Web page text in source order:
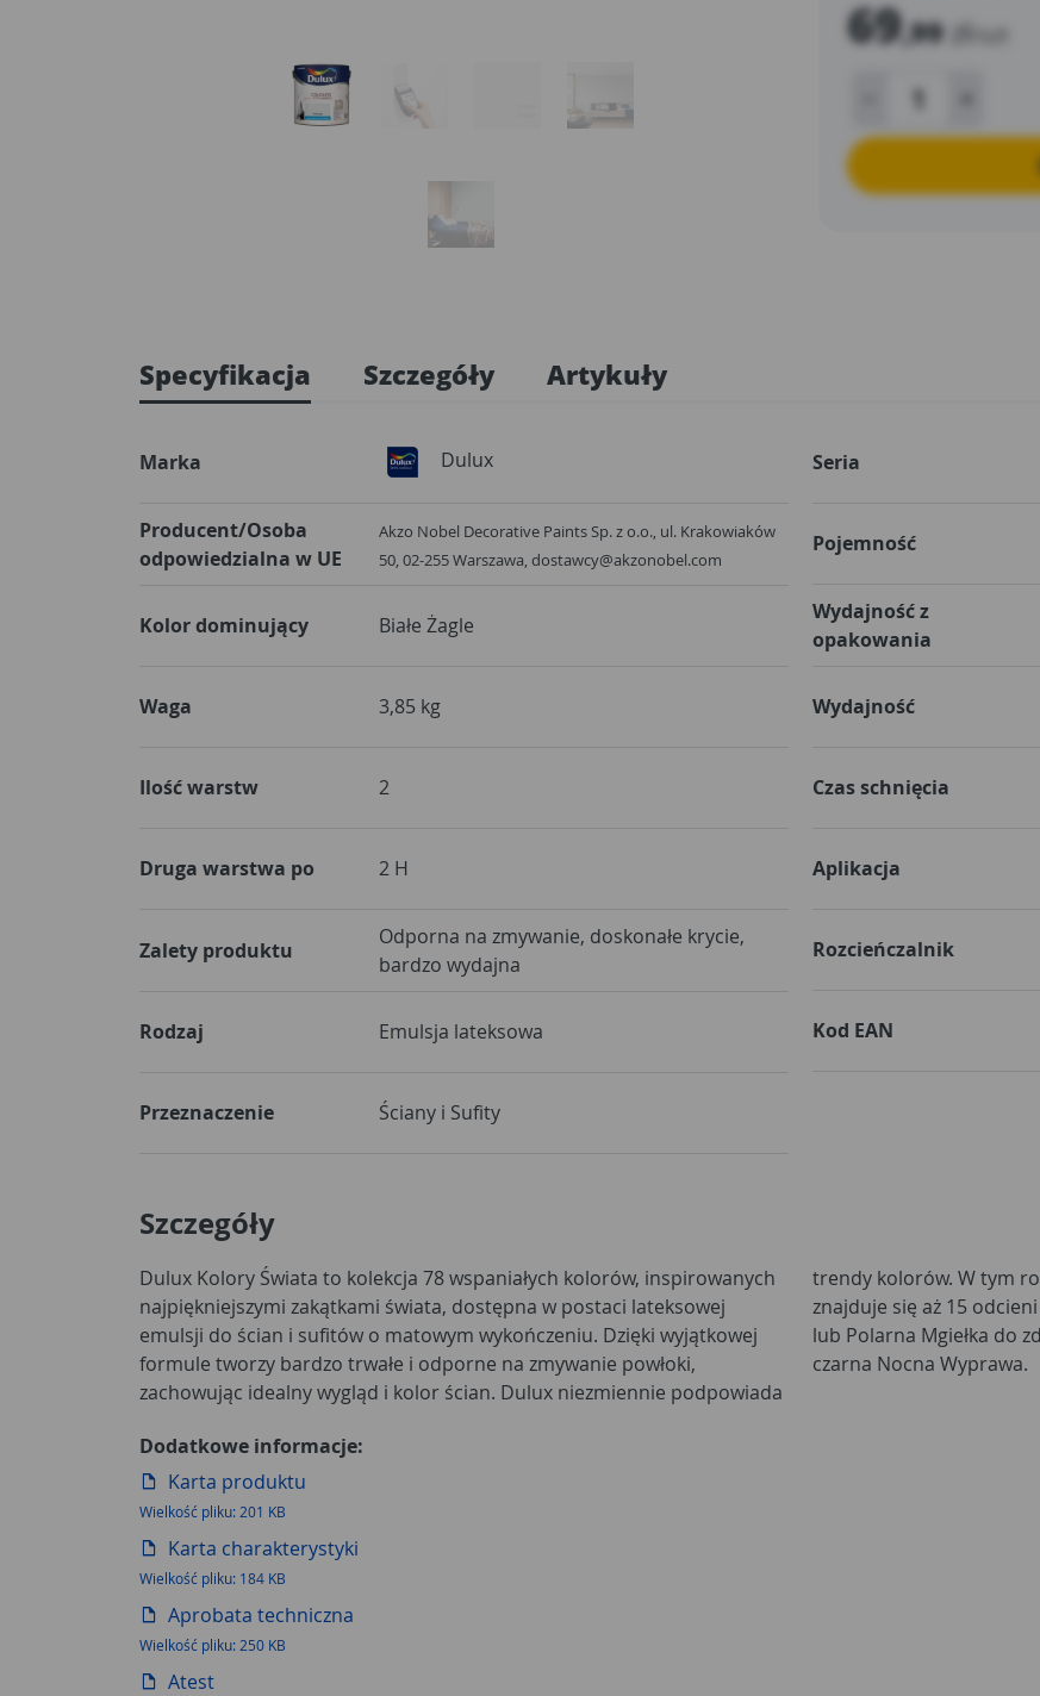
69,99 zł /szt
Specyfikacja Szczegóły Artykuły
Marka Dulux
Producent/Osoba
odpowiedzialna w UE
Akzo Nobel Decorative Paints Sp. z o.o., ul. Krakowiaków
50, 02-255 Warszawa, dostawcy@akzonobel.com
Kolor dominujący Białe Żagle
Waga 3,85 kg
Ilość warstw 2
Druga warstwa po 2 H
Zalety produktu
Odporna na zmywanie, doskonałe krycie,
bardzo wydajna
Rodzaj Emulsja lateksowa
Przeznaczenie Ściany i Sufity
Seria
Pojemność
Wydajność z
opakowania
Wydajność
Czas schnięcia
Aplikacja
Rozcieńczalnik
Kod EAN
Szczegóły
Dulux Kolory Świata to kolekcja 78 wspaniałych kolorów, inspirowanych
najpiękniejszymi zakątkami świata, dostępna w postaci lateksowej
emulsji do ścian i sufitów o matowym wykończeniu. Dzięki wyjątkowej
formule tworzy bardzo trwałe i odporne na zmywanie powłoki,
zachowując idealny wygląd i kolor ścian. Dulux niezmiennie podpowiada
trendy kolorów. W tym roku to nadal skandynawskie szarości. W palecie
znajduje się aż 15 odcieni do wyboru: od delikatnych jak Okruch Lodu
lub Polarna Mgiełka do zdecydowanych Grafitowy Zmierzch lub prawie
czarna Nocna Wyprawa.
Dodatkowe informacje:
Karta produktu
Wielkość pliku: 201 KB
Karta charakterystyki
Wielkość pliku: 184 KB
Aprobata techniczna
Wielkość pliku: 250 KB
Atest